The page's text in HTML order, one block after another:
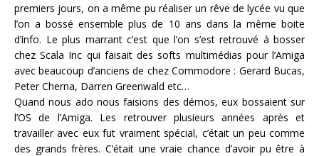
premiers jours, on a même pu réaliser un rêve de lycée vu que
l’on a bossé ensemble plus de 10 ans dans la même boite
d’info. Le plus marrant c’est que l’on s’est retrouvé à bosser
chez Scala Inc qui faisait des softs multimédias pour l’Amiga
avec beaucoup d’anciens de chez Commodore : Gerard Bucas,
Peter Cherna, Darren Greenwald etc…
Quand nous ado nous faisions des démos, eux bossaient sur
l’OS de l’Amiga. Les retrouver plusieurs années après et
travailler avec eux fut vraiment spécial, c’était un peu comme
des grands frères. C’était une vraie chance d’avoir pu être à